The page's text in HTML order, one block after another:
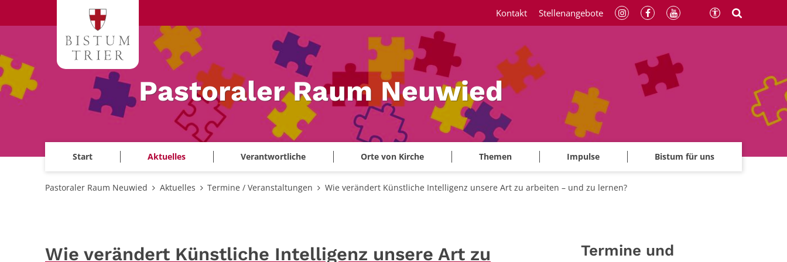
Pastoraler Raum Neuwied
Start Aktuelles Verantwortliche Orte von Kirche Themen Impulse Bistum für uns
Kontakt Stellenangebote
Pastoraler Raum Neuwied Aktuelles Termine / Veranstaltungen Wie verändert Künstliche Intelligenz unsere Art zu arbeiten – und zu lernen?
Wie verändert Künstliche Intelligenz unsere Art zu
Termine und